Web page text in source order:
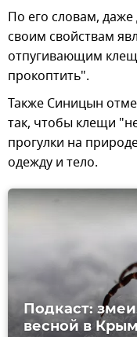
По его словам,
своим свойствам
отпугивающим
прокоптить".
Также Синицын
так, чтобы клещи
прогулки на
одежду и тело.
Подкаст:
весной в